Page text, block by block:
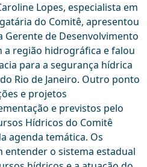
Lopes, especialista em
do Comitê, apresentou
Gerente de Desenvolvimento
a região hidrográfica e falou
para a segurança hídrica
Rio de Janeiro. Outro ponto
e projetos
e previstos pelo
Hídricos do Comitê
agenda temática. Os
o sistema estadual